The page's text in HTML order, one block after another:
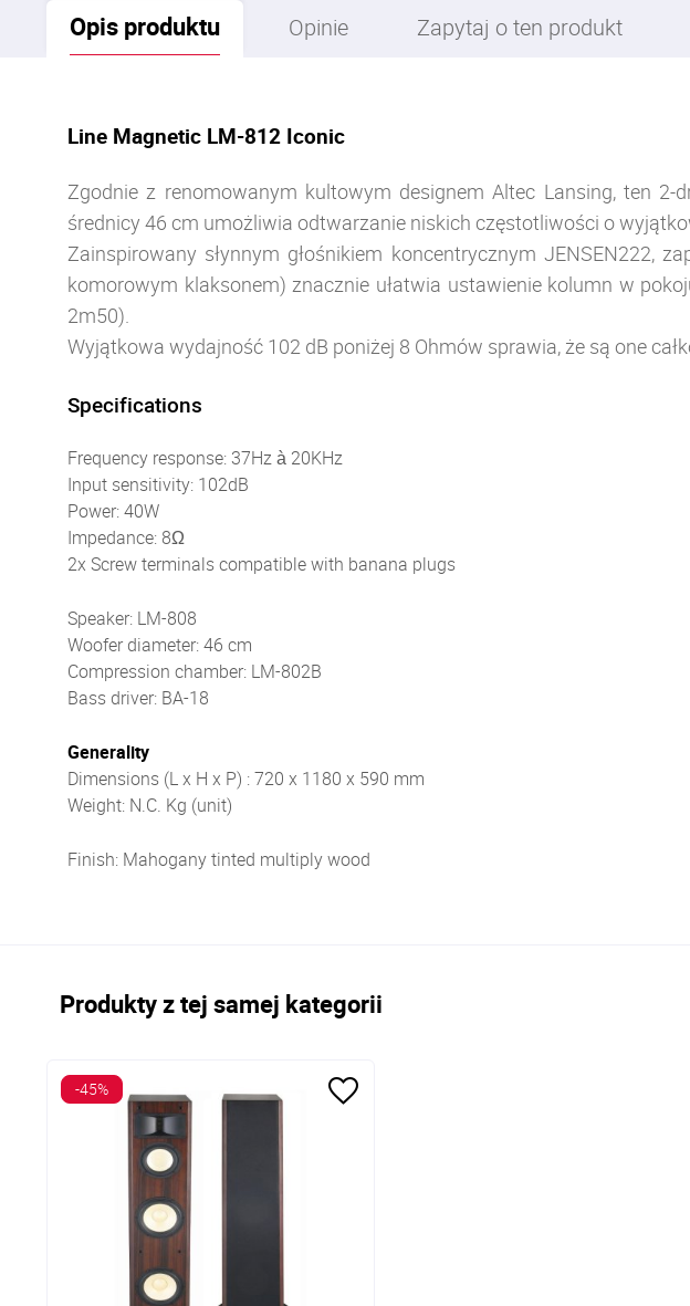
Opis produktu Opinie Zapytaj o ten produkt
Line Magnetic LM-812 Iconic
Zgodnie z renomowanym kultowym designem Altec Lansing, ten
średnicy 46 cm umożliwia odtwarzanie niskich częstotliwości o
Zainspirowany słynnym głośnikiem koncentrycznym JENSEN222,
komorowym klaksonem) znacznie ułatwia ustawienie kolumn w
2m50).
Wyjątkowa wydajność 102 dB poniżej 8 Ohmów sprawia, że są one
Specifications
Frequency response: 37Hz à 20KHz
Input sensitivity: 102dB
Power: 40W
Impedance: 8Ω
2x Screw terminals compatible with banana plugs
Speaker: LM-808
Woofer diameter: 46 cm
Compression chamber: LM-802B
Bass driver: BA-18
Generality
Dimensions (L x H x P) : 720 x 1180 x 590 mm
Weight: N.C. Kg (unit)
Finish: Mahogany tinted multiply wood
Produkty z tej samej kategorii
-45%